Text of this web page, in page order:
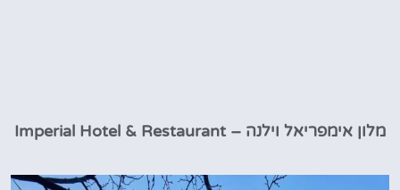
מלון אימפריאל וילנה – Imperial Hotel & Restaurant